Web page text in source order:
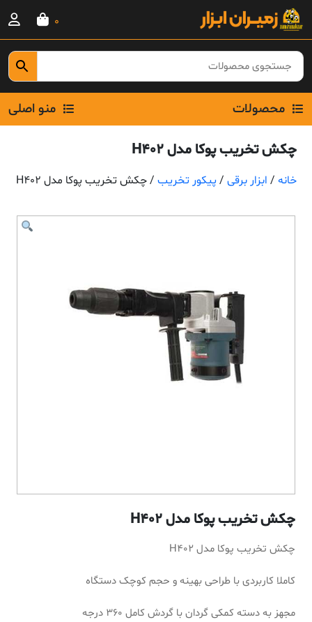
Skip
content
0
محصولات منو اصلی
چکش تخریب پوکا مدل H402
خانه / ابزار برقی /پیکور تخریب / چکش تخریب پوکا مدل H402
چکش تخریب پوکا مدل H402
چکش تخریب پوکا مدل H402
کاملا کاربردی با طراحی بهینه و حجم کوچک دستگاه
مجهز به دسته کمکی گردان با گردش کامل ۳۶۰ درجه